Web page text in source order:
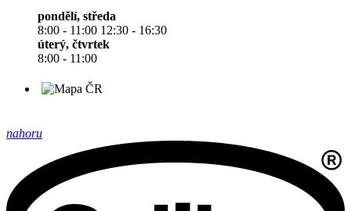
pondělí, středa
8:00 - 11:00 12:30 - 16:30
úterý, čtvrtek
8:00 - 11:00
nahoru